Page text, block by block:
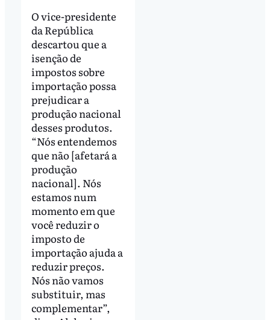
O vice-presidente
da República
descartou que a
isenção de
impostos sobre
importação possa
prejudicar a
produção nacional
desses produtos.
“Nós entendemos
que não [afetará a
produção
nacional]. Nós
estamos num
momento em que
você reduzir o
imposto de
importação ajuda a
reduzir preços.
Nós não vamos
substituir, mas
complementar”,